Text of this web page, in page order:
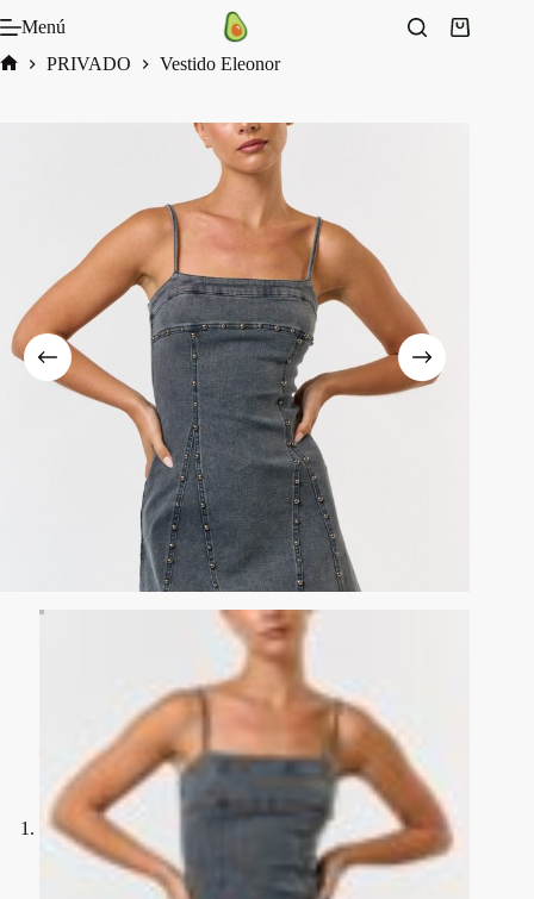
al
contenido
Menú
Carro
PRIVADO Vestido Eleonor